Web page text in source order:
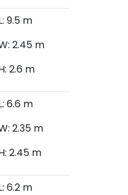
9.5 m
2.45 m
2.6 m
6.6 m
2.35 m
2.45 m
6.2 m